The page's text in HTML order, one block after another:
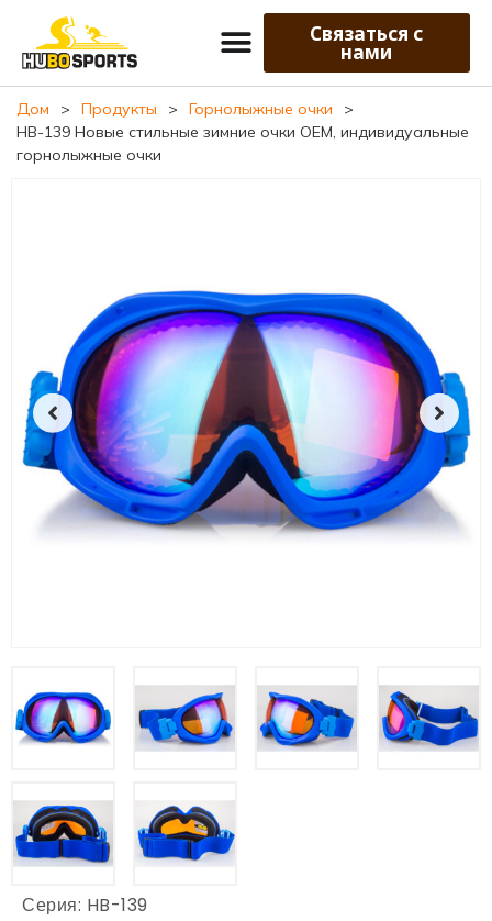
Связаться с
нами
Дом > Продукты > Горнолыжные очки
>
HB-139 Новые стильные зимние очки OEM, индивидуальные
горнолыжные очки
Серия: HB-139